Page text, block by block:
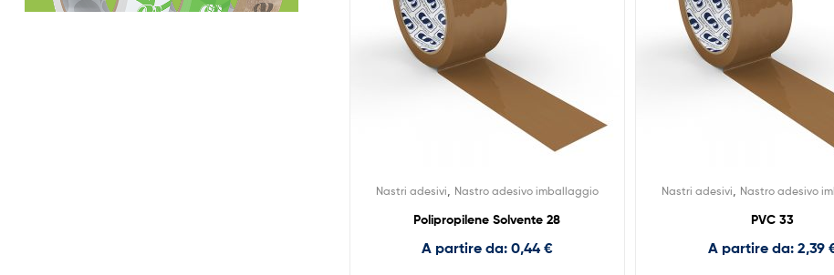
Nastri adesivi Nastro adesivo imballaggio
Polipropilene Solvente 28
A partire da: 0,44 €
Nastri adesivi Nastro adesivo
PVC 33
A partire da: 2,39